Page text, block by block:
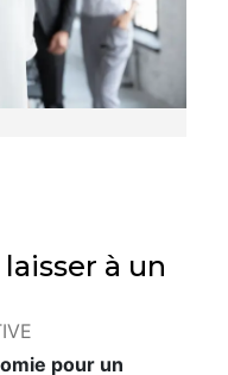
à un
pour un